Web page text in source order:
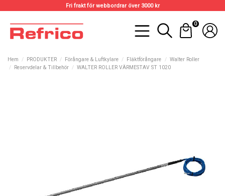
Fri frakt för webbordrar över 3000 kr
0
Hem PRODUKTER Förångare & Luftkylare Fläktförångare
Walter Roller
Reservdelar & Tillbehör
WALTER ROLLER VÄRMESTAV ST 1020